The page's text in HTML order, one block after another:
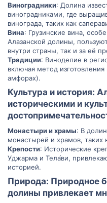
Виноградники: Долина
виноградниками, где
винограда, таких как
Вина: Грузинские вина,
Алазанской долины,
внутри страны, так и за её
Традиции: Виноделие в
включая метод
амфорах).
Культура и история:
историческими и
Монастыри и храмы: В
монастырей и храмов, таких
Крепости: Исторические
Уджарма и Тела́ви,
историей.
Природа: Природное
долины привлекает